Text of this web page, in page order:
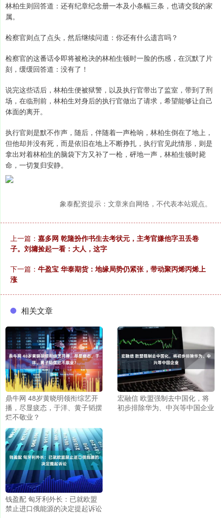
林柏生则回答道：还有纪章纪念册一本及小条幅三条，也请交我的家
属。
检察官则点了点头，然后继续问道：你还有什么遗言吗？
检察官的这番话令即将被枪决的林柏生顿时一脸的伤感，在沉默了片
刻，缓缓回答道：没有了！
说完这些话后，林柏生便被狱警，以及执行官带出了监室，带到了刑
场，在临刑前，林柏生对身后的执行官做出了请求，希望能够让自己
体面的离开。
执行官则是默不作声，随后，伴随着一声枪响，林柏生倒在了地上，
但他却并没有死，而是依旧在地上不断挣扎，执行官见此情形，则是
拿出对着林柏生的脑袋下方又补了一枪，砰地一声，林柏生顿时毙
命，一切复归安静。
象泰配资提示：文章来自网络，不代表本站观点。
上一篇： 嘉多网 乾隆扮作书生去考状元，主考官嫌他字丑丢卷
子。刘墉捡起一看：大人，这字
下一篇： 牛盈宝 华泰期货：地缘局势仍紧张，带动聚丙烯丙烯上
涨
相关文章
鼎牛网 48岁黄晓明领衔综艺开
播，尽显疲态，于洋、黄子韬摆
烂不敬业？
宏融信 欧盟强制去中国化，将
初步排除华为、中兴等中国企业
钱盈配 匈牙利外长：已就欧盟
禁止进口俄能源的决定提起诉讼